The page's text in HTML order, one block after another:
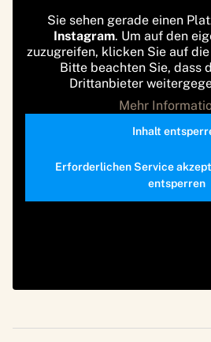
Sie sehen gerade einen
Instagram. Um auf den
zuzugreifen, klicken Sie auf
Bitte beachten Sie, dass
Drittanbieter
Mehr
Inhalt
Erforderlichen Service
entsperren